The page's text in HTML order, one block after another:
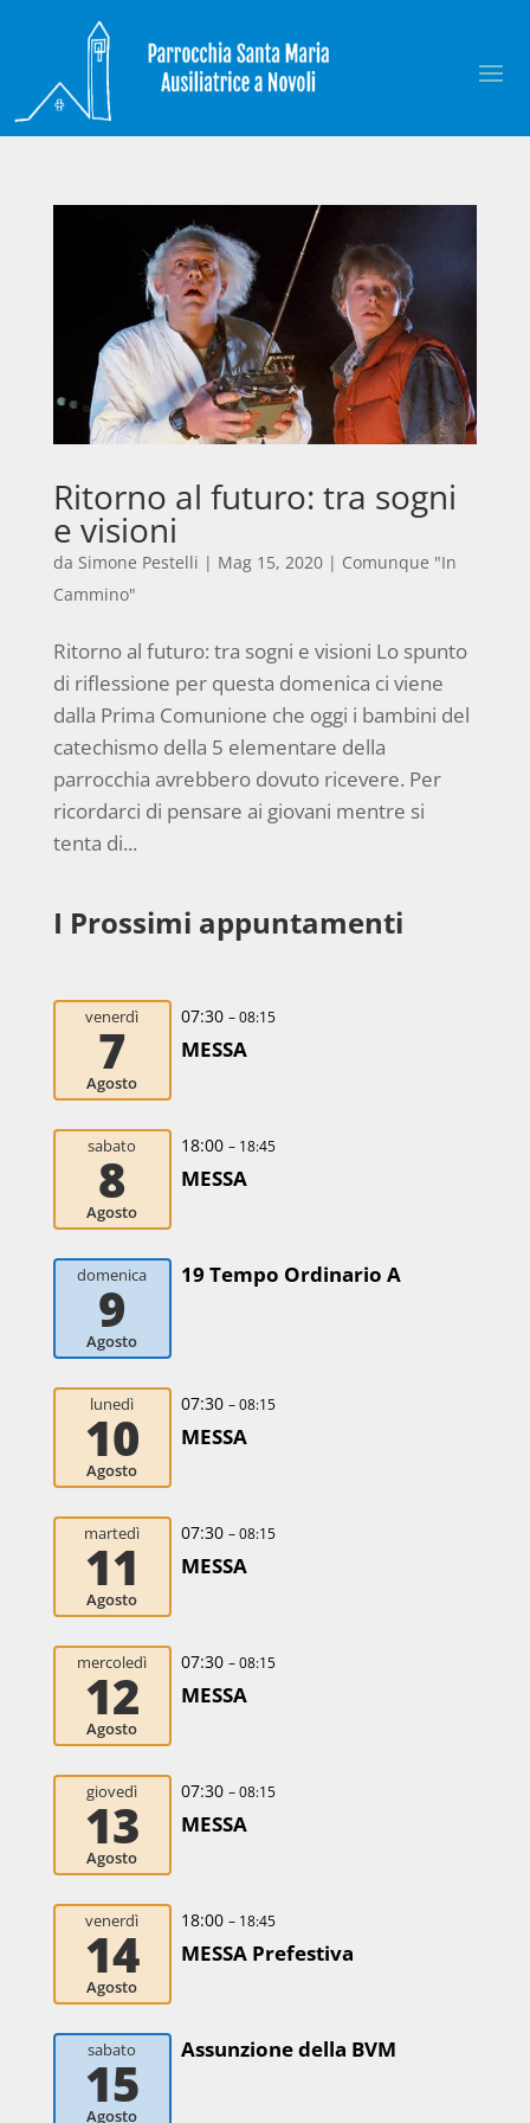
Ritorno al futuro: tra sogni
e visioni
da Simone Pestelli | Mag 15, 2020| Comunque "In
Cammino"
Ritorno al futuro: tra sogni e visioni Lo spunto
di riflessione per questa domenica ci viene
dalla Prima Comunione che oggi i bambini del
catechismo della 5 elementare della
parrocchia avrebbero dovuto ricevere. Per
ricordarci di pensare ai giovani mentre si
tenta di...
I Prossimi appuntamenti
venerdì
7
Agosto
07:30 – 08:15
MESSA
sabato
8
Agosto
18:00 – 18:45
MESSA
domenica
9
Agosto
19 Tempo Ordinario A
lunedì
10
Agosto
07:30 – 08:15
MESSA
martedì
11
Agosto
07:30 – 08:15
MESSA
mercoledì
12
Agosto
07:30 – 08:15
MESSA
giovedì
13
Agosto
07:30 – 08:15
MESSA
venerdì
14
Agosto
18:00 – 18:45
MESSA Prefestiva
sabato
15
Agosto
Assunzione della BVM